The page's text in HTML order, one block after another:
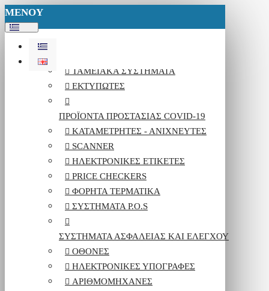
ΜΕΝΟΥ
ΤΑΜΕΙΑΚΆ ΣΥΣΤΉΜΑΤΑ
ΕΚΤΥΠΩΤΈΣ
ΠΡΟΪΌΝΤΑ ΠΡΟΣΤΑΣΊΑΣ COVID-19
ΚΑΤΑΜΕΤΡΗΤΈΣ - ΑΝΙΧΝΕΥΤΈΣ
SCANNER
ΗΛΕΚΤΡΟΝΙΚΈΣ ΕΤΙΚΈΤΕΣ
PRICE CHECKERS
ΦΟΡΗΤΆ ΤΕΡΜΑΤΙΚΆ
ΣΥΣΤΉΜΑΤΑ P.O.S
ΣΥΣΤΉΜΑΤΑ ΑΣΦΑΛΕΊΑΣ ΚΑΙ ΕΛΈΓΧΟΥ
ΟΘΌΝΕΣ
ΗΛΕΚΤΡΟΝΙΚΈΣ ΥΠΟΓΡΑΦΈΣ
ΑΡΙΘΜΟΜΗΧΑΝΈΣ